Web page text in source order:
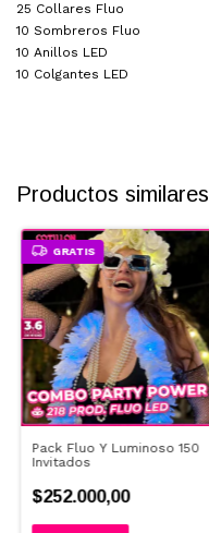
25 Collares Fluo
10 Sombreros Fluo
10 Anillos LED
10 Colgantes LED
Productos similares
GRATIS
Pack Fluo Y Luminoso 150
Invitados
$252.000,00